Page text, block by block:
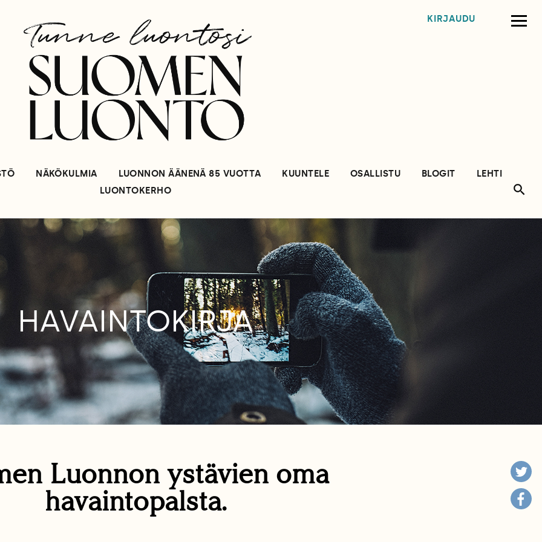
KIRJAUDU
NÄKÖKULMIA LUONNON ÄÄNENÄ 85 VUOTTA KUUNTELE OSALLISTU BLOGIT
LEHTI
LUONTOKERHO
HAVAINTOKIRJA
Luonnon ystävien oma
havaintopalsta.